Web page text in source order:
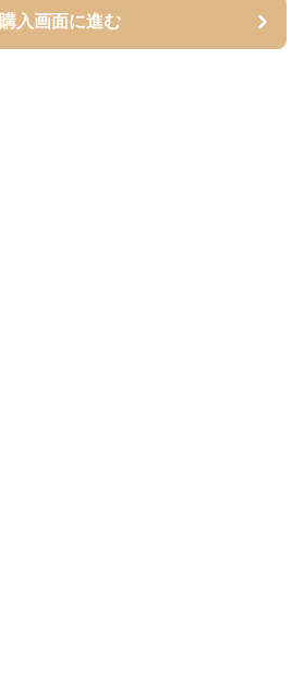
購入画面に進む
購入画面に進む